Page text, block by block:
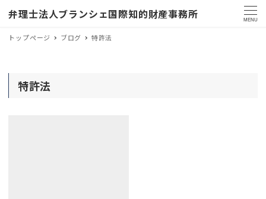
弁理士法人ブランシェ国際知的財産事務所 MENU
トップページ ブログ 特許法
特許法